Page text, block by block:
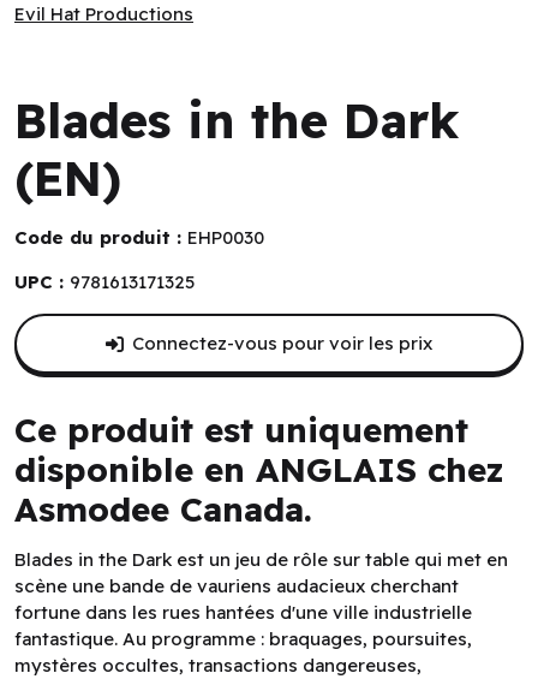
Evil Hat Productions
Blades in the Dark
(EN)
Code du produit : EHP0030
UPC : 9781613171325
Ce produit est uniquement
disponible en ANGLAIS chez
Asmodee Canada.
Blades in the Dark est un jeu de rôle sur table qui met en
scène une bande de vauriens audacieux cherchant
fortune dans les rues hantées d'une ville industrielle
fantastique. Au programme : braquages, poursuites,
mystères occultes, transactions dangereuses,
Connectez-vous pour voir les prix